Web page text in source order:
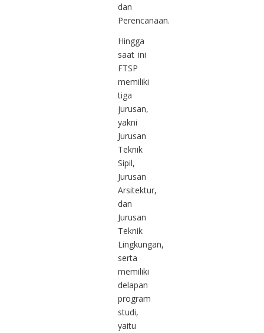
dan
Perencanaan.
Hingga
saat ini
FTSP
memiliki
tiga
jurusan,
yakni
Jurusan
Teknik
Sipil,
Jurusan
Arsitektur,
dan
Jurusan
Teknik
Lingkungan,
serta
memiliki
delapan
program
studi,
yaitu